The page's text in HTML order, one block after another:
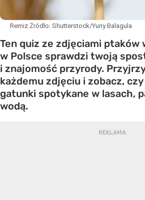
Remiz Źródło: Shutterstock/Yuriy Balagula
Ten quiz ze zdjęciami ptaków
w Polsce sprawdzi twoją
i znajomość przyrody.
każdemu zdjęciu i zobacz,
gatunki spotykane w lasach,
wodą.